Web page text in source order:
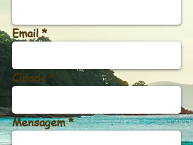
Email
Cidade
Mensagem